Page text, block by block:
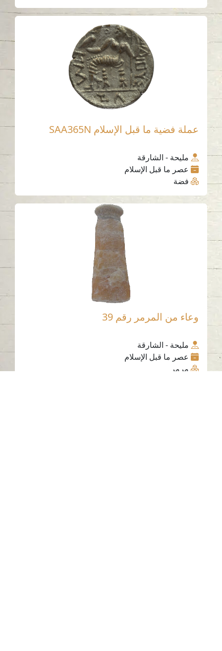
عملة فضية ما قبل الإسلام SAA365N
مليحة - الشارقة
عصر ما قبل الإسلام
فضة
وعاء من المرمر رقم 39
مليحة - الشارقة
عصر ما قبل الإسلام
مرمر